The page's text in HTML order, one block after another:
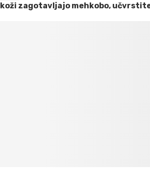
koži zagotavljajo mehkobo,